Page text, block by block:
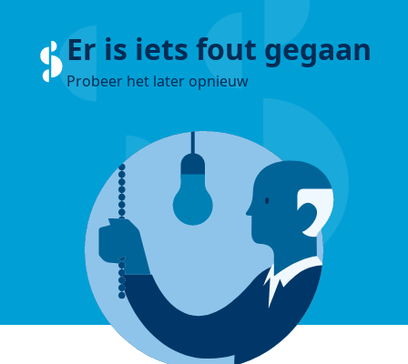
Er is iets fout gegaan
Probeer het later opnieuw